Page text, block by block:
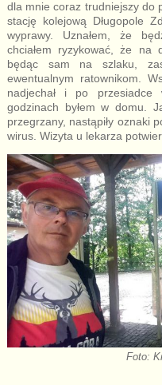
dla mnie coraz trudniejszy do
stację kolejową Długopole
wyprawy. Uznałem, że
chciałem ryzykować, że na
będąc sam na szlaku,
ewentualnym ratownikom.
nadjechał i po przesiadce
godzinach byłem w domu.
przegrzany, nastąpiły oznaki
wirus. Wizyta u lekarza
Foto: